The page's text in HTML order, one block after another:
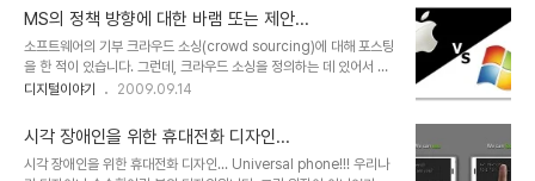
이다? 저렴하..
때문에 좀더 친화적이란 느낌이 들기도 합니다. 그런데, 애드센스를 처
음 접하시는 분들의 경우 애드센스 광고 개제에 대한 구글로부터의 승
인을 받은 것부터 시작하여 이것 저것 정말로 녹녹치 않습니다. 구글에
서 제시하는 설명들을 읽어보면 더 혼란 스럽기만 했고, 인터넷에서 찾
은 내용들도 대개가 그랬습니다. 그래서 처음 애드센스를 접했을 때부
했는데, 얼마전 애드센스에 대한 한가지 ..
MS의 정책 방향에 대한 바램 또는 제안...
소프트웨어의 기부 크라우드 소싱(crowd sourcing)에 대해 포스팅
을 한 적이 있습니다. 그런데, 크라우드 소싱을 정의하는 데 있어서 이
를 주도하는 주체 -기업 또는 기관, 국가 업무 조직 등- 의 입장에서
각이 들기도 합니다. 그러나 다른 한편으로 주체의 의도와는 무관하지
만 여러 경로로써 바라는 점에 대한 의견이 제시됨으로써 결과적으로
기업 이나 어떤 조직에 순기능적인 효과적 기여가 가능하다는 점도 크
디지털이야기 2009.09.14
시각 장애인을 위한 휴대전화 디자인...
시각 장애인을 위한 휴대전화 디자인... Universal phone!!! 우리나